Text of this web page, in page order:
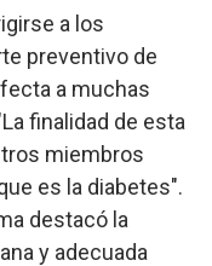
a los
preventivo de
a muchas
finalidad de esta
miembros
es la diabetes".
destacó la
y adecuada